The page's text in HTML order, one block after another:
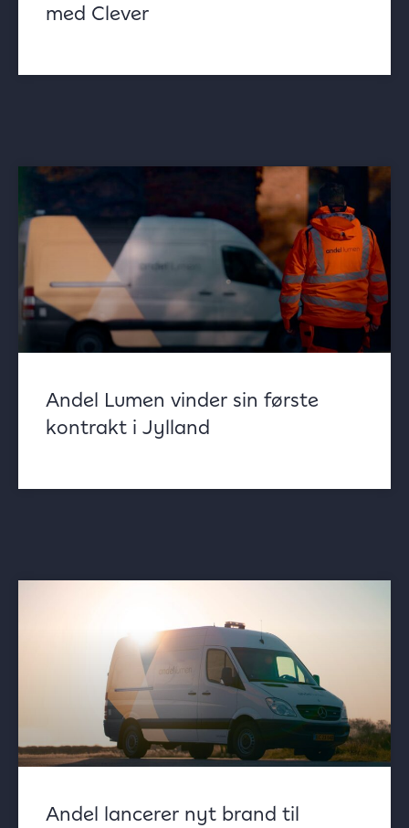
med Clever
Andel Lumen vinder sin første
kontrakt i Jylland
Andel lancerer nyt brand til